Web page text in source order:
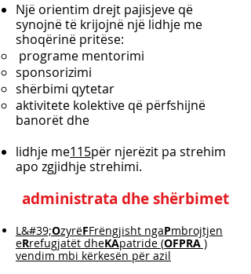
Një orientim drejt pajisjeve që
synojnë të krijojnë një lidhje me
shoqërinë pritëse:
programe mentorimi
sponsorizimi
shërbimi qytetar
aktivitete kolektive që përfshijnë
banorët dhe
lidhje me115për njerëzit pa strehim
apo zgjidhje strehimi.
administrata dhe shërbimet
L&#39;OzyrëFFrëngjisht ngaPmbrojtjen
eRrefugjatët dheKApatride (OFPRA )
vendim mbi kërkesën për azil